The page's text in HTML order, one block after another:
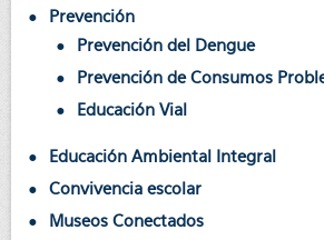
Prevención
Prevención del Dengue
Prevención de Consumos
Educación Vial
Educación Ambiental Integral
Convivencia escolar
Museos Conectados